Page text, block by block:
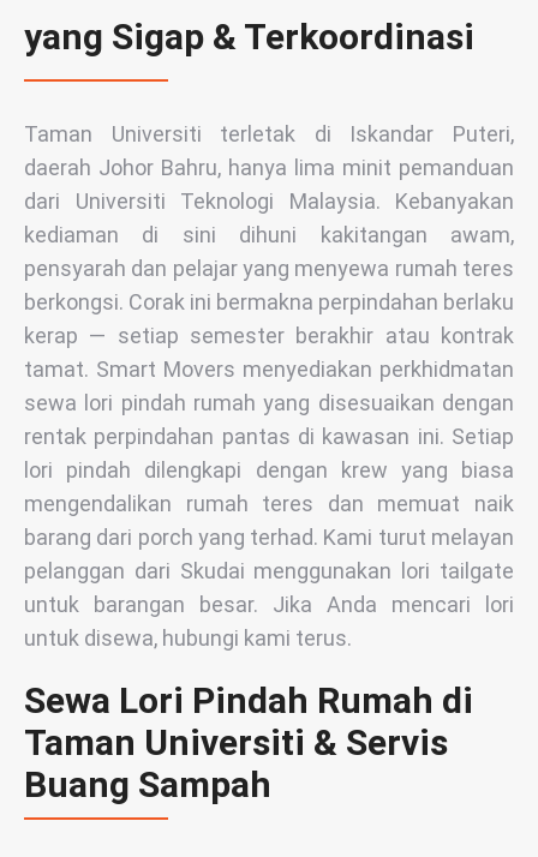
yang Sigap & Terkoordinasi
Taman Universiti terletak di Iskandar Puteri,
daerah Johor Bahru, hanya lima minit pemanduan
dari Universiti Teknologi Malaysia. Kebanyakan
kediaman di sini dihuni kakitangan awam,
pensyarah dan pelajar yang menyewa rumah teres
berkongsi. Corak ini bermakna perpindahan berlaku
kerap — setiap semester berakhir atau kontrak
tamat. Smart Movers menyediakan perkhidmatan
sewa lori pindah rumah yang disesuaikan dengan
rentak perpindahan pantas di kawasan ini. Setiap
lori pindah dilengkapi dengan krew yang biasa
mengendalikan rumah teres dan memuat naik
barang dari porch yang terhad. Kami turut melayan
pelanggan dari Skudai menggunakan lori tailgate
untuk barangan besar. Jika Anda mencari lori
untuk disewa, hubungi kami terus.
Sewa Lori Pindah Rumah di
Taman Universiti & Servis
Buang Sampah